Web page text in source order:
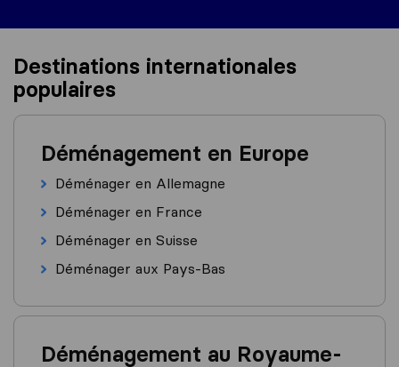
Destinations internationales
populaires
Déménagement en Europe
Déménager en Allemagne
Déménager en France
Déménager en Suisse
Déménager aux Pays-Bas
Déménagement au Royaume-